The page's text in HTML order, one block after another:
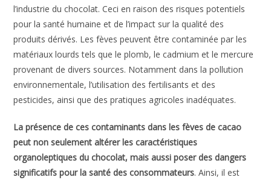
l’industrie du chocolat. Ceci en raison des risques potentiels
pour la santé humaine et de l’impact sur la qualité des
produits dérivés. Les fèves peuvent être contaminée par les
matériaux lourds tels que le plomb, le cadmium et le mercure
provenant de divers sources. Notamment dans la pollution
environnementale, l’utilisation des fertilisants et des
pesticides, ainsi que des pratiques agricoles inadéquates.
La présence de ces contaminants dans les fèves de cacao
peut non seulement altérer les caractéristiques
organoleptiques du chocolat, mais aussi poser des dangers
significatifs pour la santé des consommateurs. Ainsi, il est